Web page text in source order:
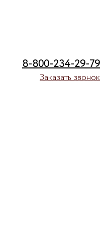
8-800-234-29-79
Заказать звонок